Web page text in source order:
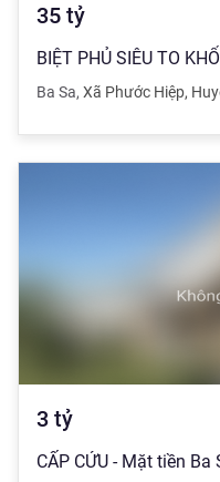
35 tỷ
Ba Sa, Xã Phước Hiệp,
3 tỷ
CẤP CỨU - Mặt tiền